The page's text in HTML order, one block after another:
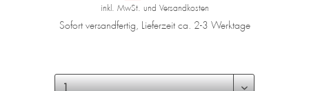
inkl. MwSt. und Versandkosten
Sofort versandfertig, Lieferzeit ca. 2-3 Werktage